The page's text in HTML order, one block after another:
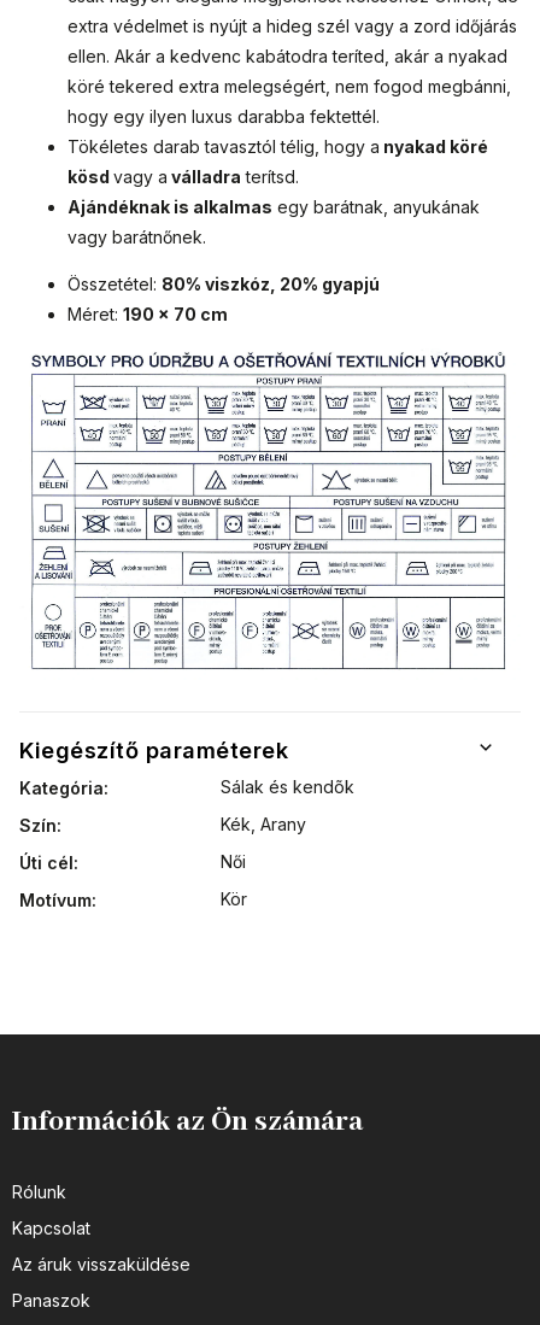
extra védelmet is nyújt a hideg szél vagy a zord időjárás
ellen. Akár a kedvenc kabátodra teríted, akár a nyakad
köré tekered extra melegségért, nem fogod megbánni,
hogy egy ilyen luxus darabba fektettél.
Tökéletes darab tavasztól télig, hogy a nyakad köré
kösd vagy a válladra terítsd.
Ajándéknak is alkalmas egy barátnak, anyukának
vagy barátnőnek.
Összetétel: 80% viszkóz, 20% gyapjú
Méret: 190 x 70 cm
Kiegészítő paraméterek
Kategória:
Sálak és kendõk
Szín:
Kék, Arany
Úti cél:
Női
Motívum: Kör
Információk az Ön számára
Rólunk
Kapcsolat
Az áruk visszaküldése
Panaszok